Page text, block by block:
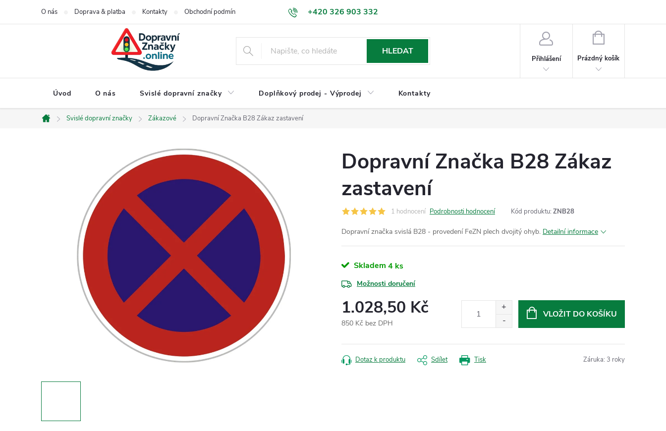
+420 326 903 332
O nás Doprava & platba Kontakty Obchodní podmínky Podmínky ochrany osobních údajů Jak nakupovat
HLEDAT
Přihlášení
NÁKUPNÍ
Prázdný košík
Úvod O nás Svislé dopravní značky Doplňkový prodej - Výprodej Kontakty
Domů
Svislé dopravní značky Zákazové Dopravní Značka B28 Zákaz zastavení
Dopravní Značka B28 Zákaz
zastavení
1 hodnocení Podrobnosti hodnocení Kód produktu: ZNB28
Dopravní značka svislá B28 - provedení FeZN plech dvojitý ohyb. Detailní informace
Skladem 4 ks
Možnosti doručení
1.028,50 Kč
850 Kč bez DPH
cena:
VLOŽIT DO KOŠÍKU
Tisk
Dotaz k produktu Sdílet Záruka: 3 roky